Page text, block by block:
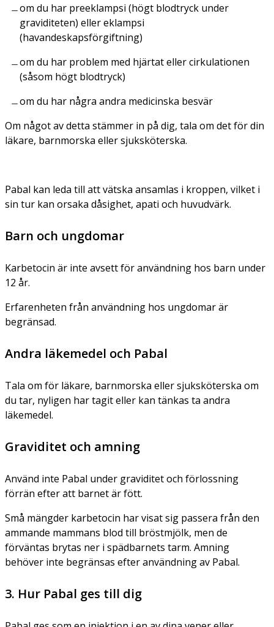
om du har preeklampsi (högt blodtryck under
graviditeten) eller eklampsi
(havandeskapsförgiftning)
om du har problem med hjärtat eller cirkulationen
(såsom högt blodtryck)
om du har några andra medicinska besvär
Om något av detta stämmer in på dig, tala om det för din
läkare, barnmorska eller sjuksköterska.
Pabal kan leda till att vätska ansamlas i kroppen, vilket i
sin tur kan orsaka dåsighet, apati och huvudvärk.
Barn och ungdomar
Karbetocin är inte avsett för användning hos barn under
12 år.
Erfarenheten från användning hos ungdomar är
begränsad.
Andra läkemedel och Pabal
Tala om för läkare, barnmorska eller sjuksköterska om
du tar, nyligen har tagit eller kan tänkas ta andra
läkemedel.
Graviditet och amning
Använd inte Pabal under graviditet och förlossning
förrän efter att barnet är fött.
Små mängder karbetocin har visat sig passera från den
ammande mammans blod till bröstmjölk, men de
förväntas brytas ner i spädbarnets tarm. Amning
behöver inte begränsas efter användning av Pabal.
3. Hur Pabal ges till dig